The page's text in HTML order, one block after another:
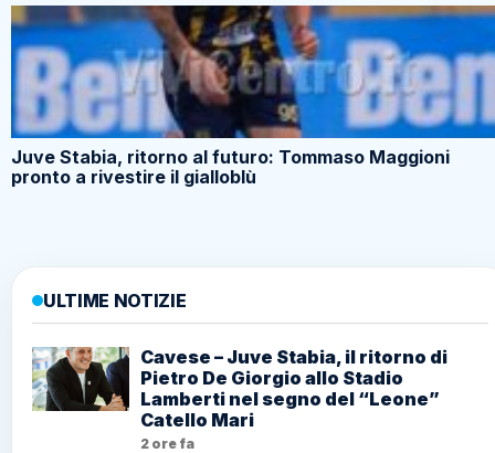
Juve Stabia, ritorno al futuro: Tommaso Maggioni
pronto a rivestire il gialloblù
ULTIME NOTIZIE
Cavese – Juve Stabia, il ritorno di
Pietro De Giorgio allo Stadio
Lamberti nel segno del “Leone”
Catello Mari
2 ore fa